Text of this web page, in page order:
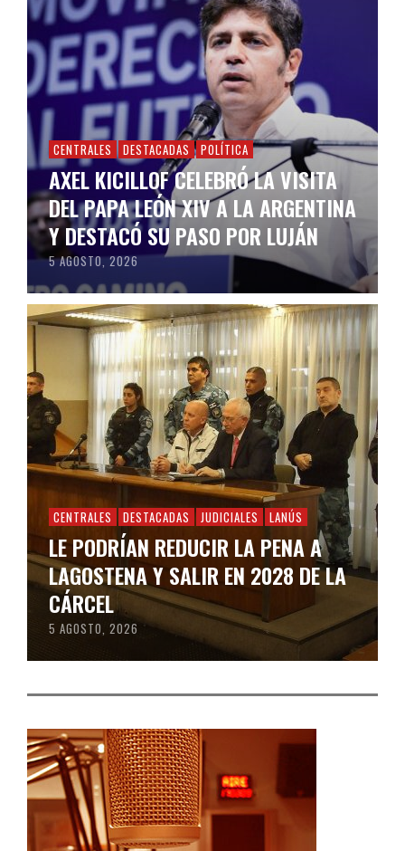
CENTRALES DESTACADAS POLÍTICA
AXEL KICILLOF CELEBRÓ LA VISITA
DEL PAPA LEÓN XIV A LA ARGENTINA
Y DESTACÓ SU PASO POR LUJÁN
5 AGOSTO, 2026
CENTRALES DESTACADAS JUDICIALES LANÚS
LE PODRÍAN REDUCIR LA PENA A
LAGOSTENA Y SALIR EN 2028 DE LA
CÁRCEL
5 AGOSTO, 2026